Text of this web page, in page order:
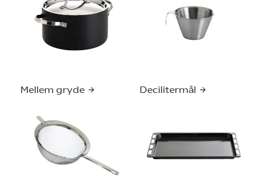
Mellem gryde Decilitermål